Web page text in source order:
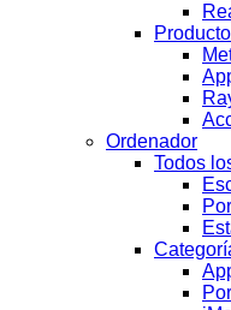
Ordenador
Todos